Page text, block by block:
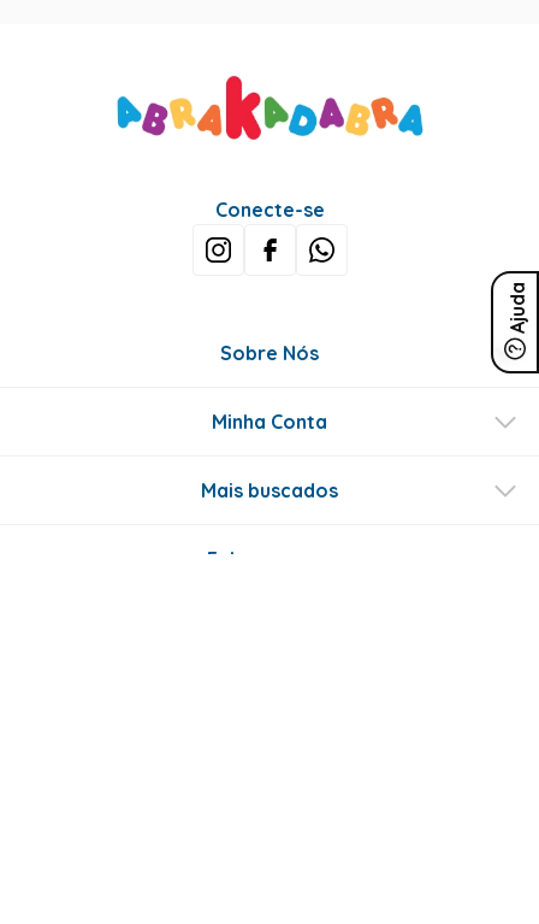
Ajuda
Conecte-se
Sobre Nós
Minha Conta
Mais buscados
Fale conosco